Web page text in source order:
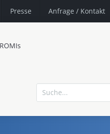
Presse Anfrage / Kontakt